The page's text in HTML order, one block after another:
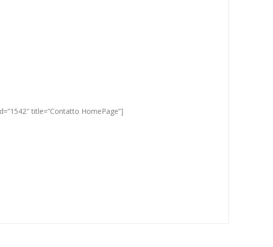
title=”Contatto HomePage”]